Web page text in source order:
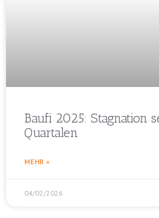
Baufi 2025: Stagnation
Quartalen
MEHR »
04/02/2026